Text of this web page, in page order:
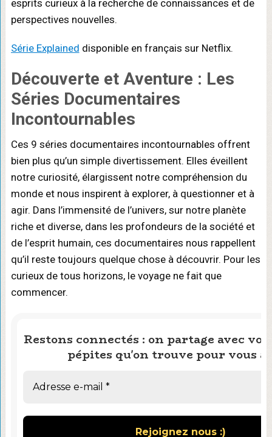
esprits curieux à la recherche de connaissances et de
perspectives nouvelles.
Série Explained disponible en français sur Netflix.
Découverte et Aventure : Les
Séries Documentaires
Incontournables
Ces 9 séries documentaires incontournables offrent
bien plus qu’un simple divertissement. Elles éveillent
notre curiosité, élargissent notre compréhension du
monde et nous inspirent à explorer, à questionner et à
agir. Dans l’immensité de l’univers, sur notre planète
riche et diverse, dans les profondeurs de la société et
de l’esprit humain, ces documentaires nous rappellent
qu’il reste toujours quelque chose à découvrir. Pour les
curieux de tous horizons, le voyage ne fait que
commencer.
Restons connectés : on partage avec
pépites qu'on trouve pour vous